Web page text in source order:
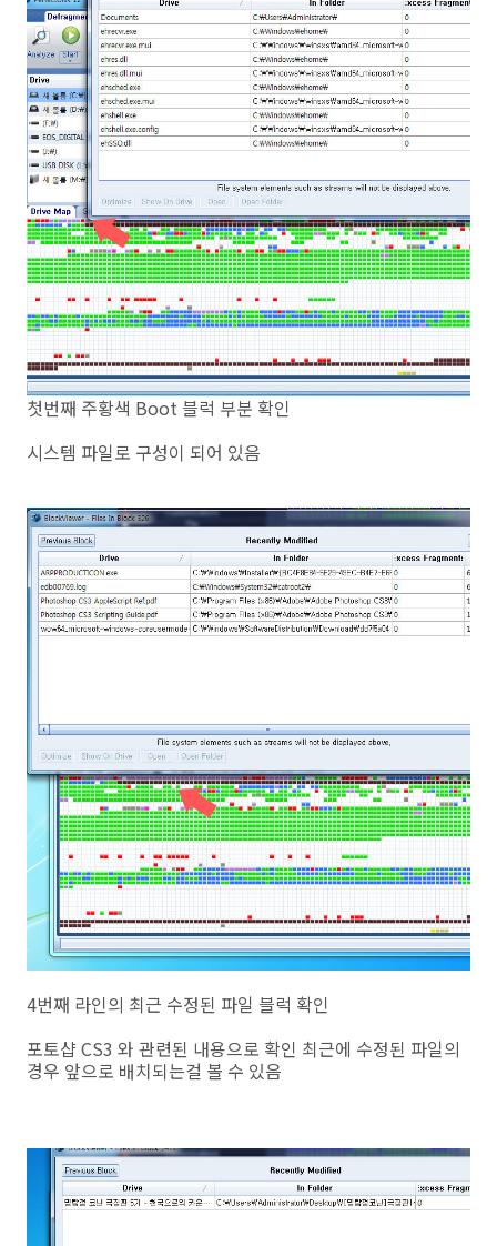
첫번째 주황색 Boot 블럭 부분 확인
시스템 파일로 구성이 되어 있음
4번째 라인의 최근 수정된 파일 블럭 확인
포토샵 CS3 와 관련된 내용으로 확인 최근에 수정된 파일의
경우 앞으로 배치되는걸 볼 수 있음